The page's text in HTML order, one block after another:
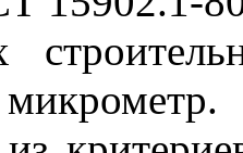
микрометр.